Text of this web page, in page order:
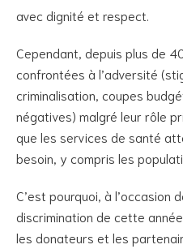
avec dignité et respect.
Cependant, depuis plus de
confrontées à l’adversité
criminalisation, coupes
négatives) malgré leur rôle
que les services de santé
besoin, y compris les
C’est pourquoi, à l’occasion
discrimination de cette
les donateurs et les